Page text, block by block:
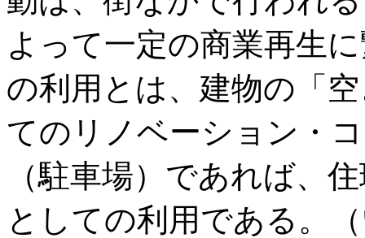
よって一定の商業再生
の利用とは、建物の「
てのリノベーション・
（駐車場）であれば、
としての利用である。